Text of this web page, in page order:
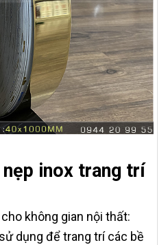
nẹp inox trang trí
không gian nội thất:
dụng để trang trí các bề